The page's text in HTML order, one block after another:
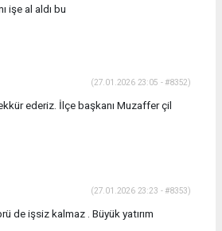
işe al aldı bu
(27.01.2026 23:05 - #8352)
ederiz. İlçe başkanı Muzaffer çil
(27.01.2026 23:23 - #8353)
de işsiz kalmaz . Büyük yatırım